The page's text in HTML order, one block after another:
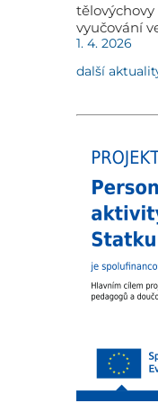
vyučování
1. 4. 2026
další